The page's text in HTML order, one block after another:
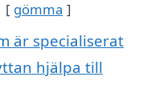
gömma
är specialiserat
hjälpa till